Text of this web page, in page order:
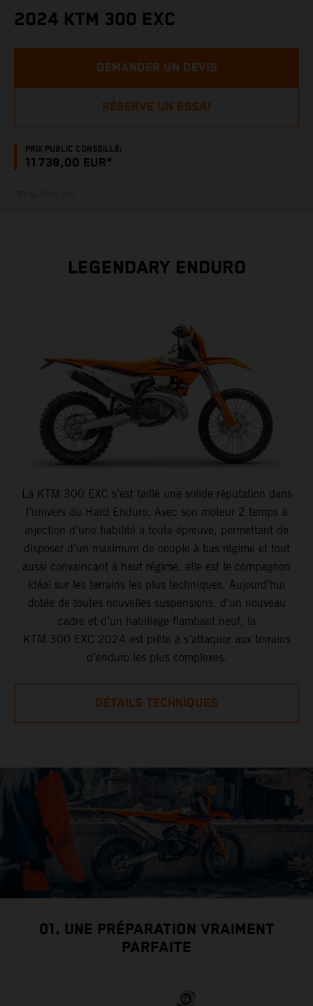
2024 KTM 300 EXC
PRIX PUBLIC CONSEILLÉ:
11 738,00 EUR*
DEMANDER UN DEVIS
RÉSERVE UN ESSAI
LEGENDARY ENDURO
La KTM 300 EXC s’est taillé une solide réputation dans
l’univers du Hard Enduro. Avec son moteur 2 temps à
injection d’une fiabilité à toute épreuve, permettant de
disposer d’un maximum de couple à bas régime et tout
aussi convaincant à haut régime, elle est le compagnon
idéal sur les terrains les plus techniques. Aujourd’hui
dotée de toutes nouvelles suspensions, d’un nouveau
cadre et d’un habillage flambant neuf, la
KTM 300 EXC 2024 est prête à s’attaquer aux terrains
d’enduro les plus complexes.
DÉTAILS TECHNIQUES
01. UNE PRÉPARATION VRAIMENT
PARFAITE